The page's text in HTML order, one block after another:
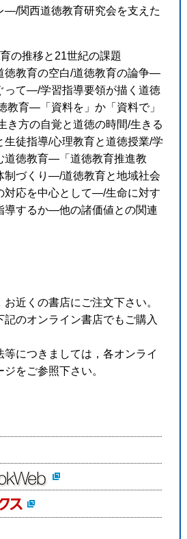
―/関西道徳教育研究会を支えた
の推移と21世紀の課題
徳教育の空白/道徳教育の論争―
って―/学習指導要領が描く道徳
教育―「資料を」か「資料で」
方の自覚と道徳の時間/生きる
生徒指導/心理教育と道徳授業/学
道徳教育―「道徳教育推進教
制づくり―/道徳教育と地域社会
応を中心として―/生命に対す
導するか―他の諸価値との関連
近くの書店にご注文下さい。
記のオンライン書店でもご購入
につきましては，各オンライ
をご参照下さい。